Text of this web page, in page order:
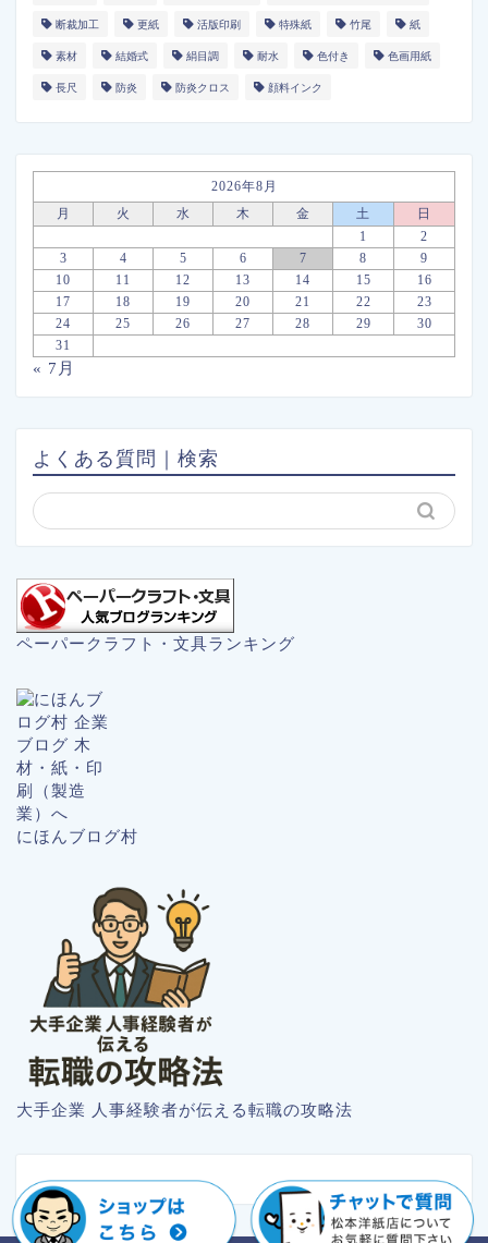
断裁加工 更紙 活版印刷 特殊紙 竹尾 紙
素材 結婚式 絹目調 耐水 色付き 色画用紙
長尺 防炎 防炎クロス 顔料インク
2026年8月
月
火 水 木 金 土
日
1
2
3
4 5 6 7 8
9
10
11 12 13 14 15
16
17
18 19 20 21 22
23
24
25 26 27 28 29
30
31
« 7月
よくある質問｜検索
ペーパークラフト・文具ランキング
にほんブログ村
大手企業 人事経験者が伝える転職の攻略法